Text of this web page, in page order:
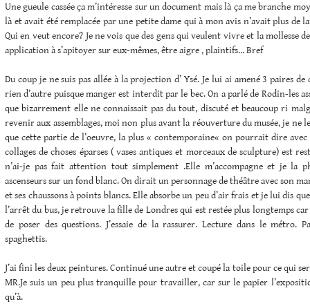
Une gueule cassée ça m’intéresse sur un document mais là ça me branche
là et avait été remplacée par une petite dame qui à mon avis n’avait plus de
Qui en veut encore? Je ne vois que des gens qui veulent vivre et la mollesse
application à s’apitoyer sur eux-mêmes, être aigre , plaintifs… Bref
Du coup je ne suis pas allée à la projection d’ Ysé. Je lui ai amené 3 paires de
rien d’autre puisque manger est interdit par le bec. On a parlé de Rodin-les
que bizarrement elle ne connaissait pas du tout, discuté et beaucoup ri
revenir aux assemblages, moi non plus avant la réouverture du musée, je ne
que cette partie de l’oeuvre, la plus « contemporaine« on pourrait dire avec
collages de choses éparses ( vases antiques et morceaux de sculpture) est
n’ai-je pas fait attention tout simplement .Elle m’accompagne et je la
ascenseurs sur un fond blanc. On dirait un personnage de théâtre avec son
et ses chaussons à points blancs. Elle absorbe un peu d’air frais et je lui dis
l’arrêt du bus, je retrouve la fille de Londres qui est restée plus longtemps car
de poser des questions. J’essaie de la rassurer. Lecture dans le métro.
spaghettis.
J’ai fini les deux peintures. Continué une autre et coupé la toile pour ce qui
MR.Je suis un peu plus tranquille pour travailler, car sur le papier
qu’à.